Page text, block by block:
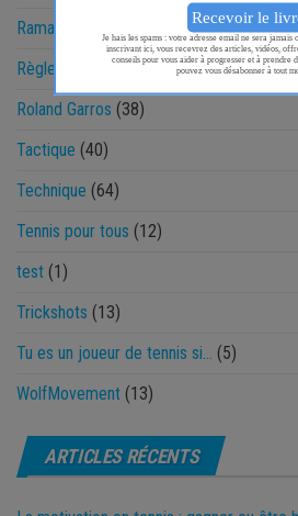
Ramasseur
Règlement
(14)
Roland Garros (38)
Tactique (40)
Technique (64)
Tennis pour tous (12)
test (1)
Trickshots (13)
Tu es un joueur de tennis si… (5)
WolfMovement (13)
ARTICLES RÉCENTS